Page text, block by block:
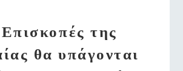
της
θα υπάγονται